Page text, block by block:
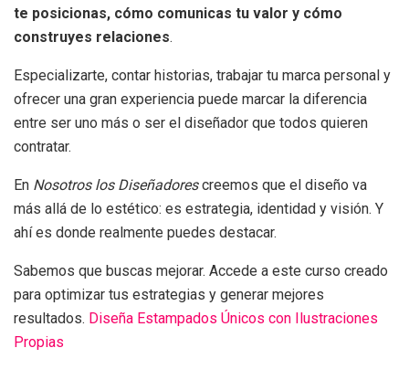
te posicionas, cómo comunicas tu valor y cómo
construyes relaciones.
Especializarte, contar historias, trabajar tu marca personal y
ofrecer una gran experiencia puede marcar la diferencia
entre ser uno más o ser el diseñador que todos quieren
contratar.
En Nosotros los Diseñadorescreemos que el diseño va
más allá de lo estético: es estrategia, identidad y visión. Y
ahí es donde realmente puedes destacar.
Sabemos que buscas mejorar. Accede a este curso creado
para optimizar tus estrategias y generar mejores
resultados. Diseña Estampados Únicos con Ilustraciones
Propias